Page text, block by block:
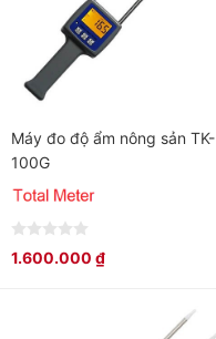
Máy đo độ ẩm nông sản TK-
100G
0
out
1.600.000 ₫